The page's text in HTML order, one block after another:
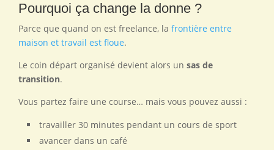
Pourquoi ça change la donne ?
Parce que quand on est freelance, la frontière entre
maison et travail est floue.
Le coin départ organisé devient alors un sas de
transition.
Vous partez faire une course… mais vous pouvez aussi :
travailler 30 minutes pendant un cours de sport
avancer dans un café